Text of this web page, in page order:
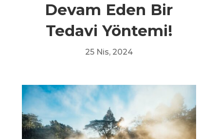
Devam Eden Bir
Tedavi Yöntemi!
25 Nis, 2024